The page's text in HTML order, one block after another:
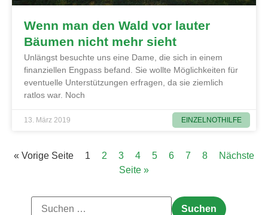
EINZELNOTHILFE
Wenn man den Wald vor lauter
Bäumen nicht mehr sieht
Unlängst besuchte uns eine Dame, die sich in einem
finanziellen Engpass befand. Sie wollte Möglichkeiten für
eventuelle Unterstützungen erfragen, da sie ziemlich
ratlos war. Noch
13. März 2019
« Vorige Seite 1 2 3 4 5 6 7 8
Nächste
Seite »